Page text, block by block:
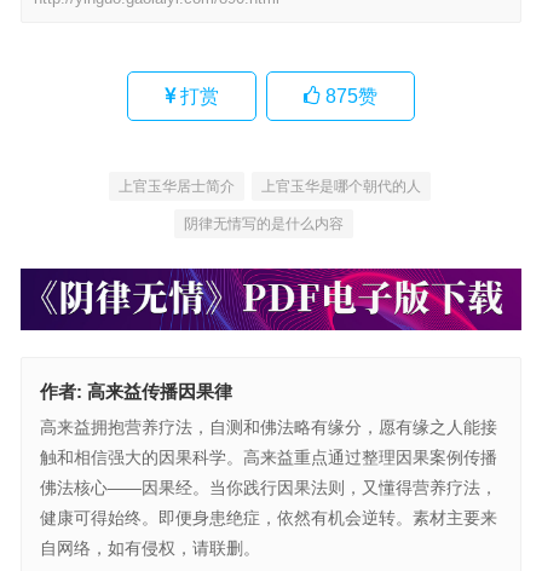
打赏 875赞
上官玉华居士简介 上官玉华是哪个朝代的人
阴律无情写的是什么内容
作者: 高来益传播因果律
高来益拥抱营养疗法，自测和佛法略有缘分，愿有缘之人能接
触和相信强大的因果科学。高来益重点通过整理因果案例传播
佛法核心——因果经。当你践行因果法则，又懂得营养疗法，
健康可得始终。即便身患绝症，依然有机会逆转。素材主要来
自网络，如有侵权，请联删。